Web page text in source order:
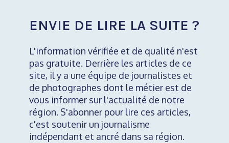
ENVIE DE LIRE LA SUITE ?
L'information vérifiée et de qualité n'est
pas gratuite. Derrière les articles de ce
site, il y a une équipe de journalistes et
de photographes dont le métier est de
vous informer sur l'actualité de notre
région. S'abonner pour lire ces articles,
c'est soutenir un journalisme
indépendant et ancré dans sa région.